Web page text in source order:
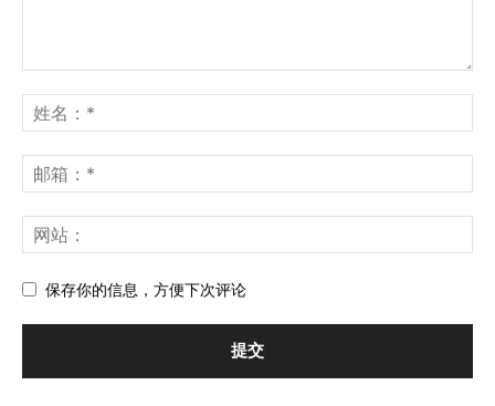
保存你的信息，方便下次评论